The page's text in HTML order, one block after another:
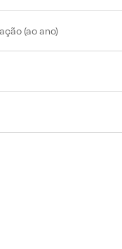
(ao ano)